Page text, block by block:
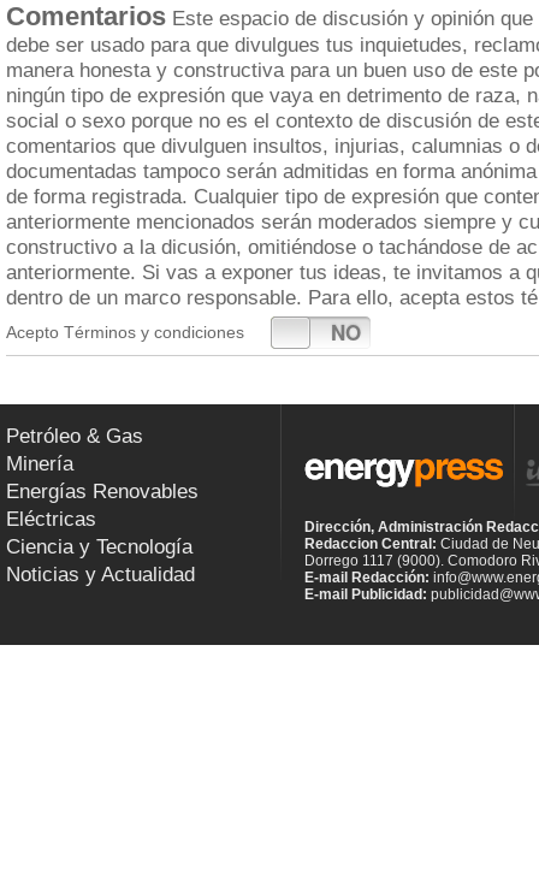
Comentarios Este espacio de discusión y opinión
debe ser usado para que divulgues tus inquietudes,
manera honesta y constructiva para un buen uso de este
ningún tipo de expresión que vaya en detrimento de raza,
social o sexo porque no es el contexto de discusión de
comentarios que divulguen insultos, injurias, calumnias o
documentadas tampoco serán admitidas en forma
de forma registrada. Cualquier tipo de expresión que
anteriormente mencionados serán moderados siempre y
constructivo a la dicusión, omitiéndose o tachándose de
anteriormente. Si vas a exponer tus ideas, te invitamos a
dentro de un marco responsable. Para ello, acepta estos
Acepto Términos y condiciones NO
SI
Petróleo & Gas
Minería
Energías Renovables
Eléctricas
Ciencia y Tecnología
Noticias y Actualidad
Dirección, Administración
Redaccion Central: Ciudad de
Dorrego 1117 (9000). Comodoro
E-mail Redacción:
E-mail Publicidad: